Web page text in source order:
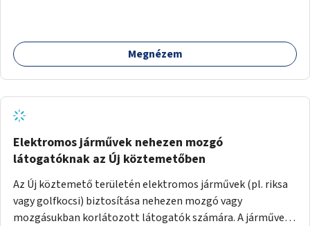
Megnézem
Elektromos járművek nehezen mozgó
látogatóknak az Új köztemetőben
Az Új köztemető területén elektromos járművek (pl. riksa
vagy golfkocsi) biztosítása nehezen mozgó vagy
mozgásukban korlátozott látogatók számára. A járművek